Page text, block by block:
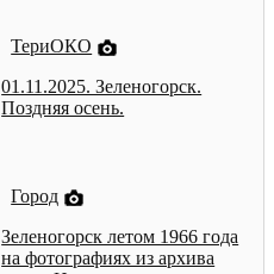
ТериОКО
01.11.2025. Зеленогорск.
Поздняя осень.
Город
Зеленогорск летом 1966 года
на фотографиях из архива